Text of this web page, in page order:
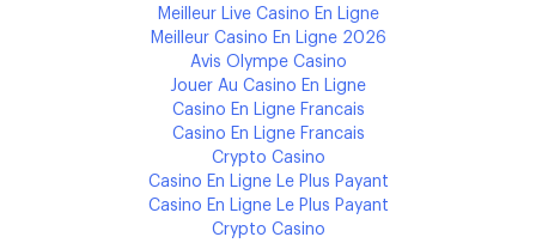
Meilleur Live Casino En Ligne
Meilleur Casino En Ligne 2026
Avis Olympe Casino
Jouer Au Casino En Ligne
Casino En Ligne Francais
Casino En Ligne Francais
Crypto Casino
Casino En Ligne Le Plus Payant
Casino En Ligne Le Plus Payant
Crypto Casino